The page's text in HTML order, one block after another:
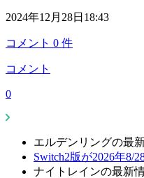
2024年12月28日18:43
コメント 0 件
コメント
0
エルデンリングの最
Switch2版が2026年8/
ナイトレインの最新